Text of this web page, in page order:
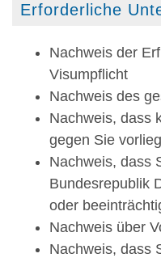
Erforderliche
Nachweis der
Visumpflicht
Nachweis des
Nachweis, dass
gegen Sie
Nachweis, dass
Bundesrepublik
oder
Nachweis über
Nachweis, dass